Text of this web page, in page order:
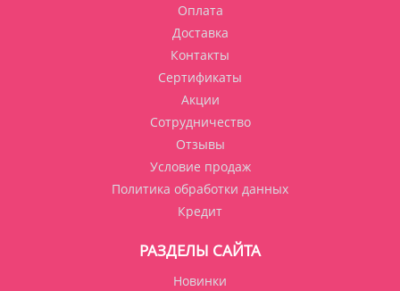
Оплата
Доставка
Контакты
Сертификаты
Акции
Сотрудничество
Отзывы
Условие продаж
Политика обработки данных
Кредит
РАЗДЕЛЫ САЙТА
Новинки